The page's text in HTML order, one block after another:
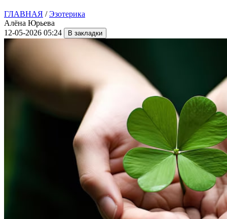
ГЛАВНАЯ /Эзотерика
Алёна Юрьева
12-05-2026 05:24